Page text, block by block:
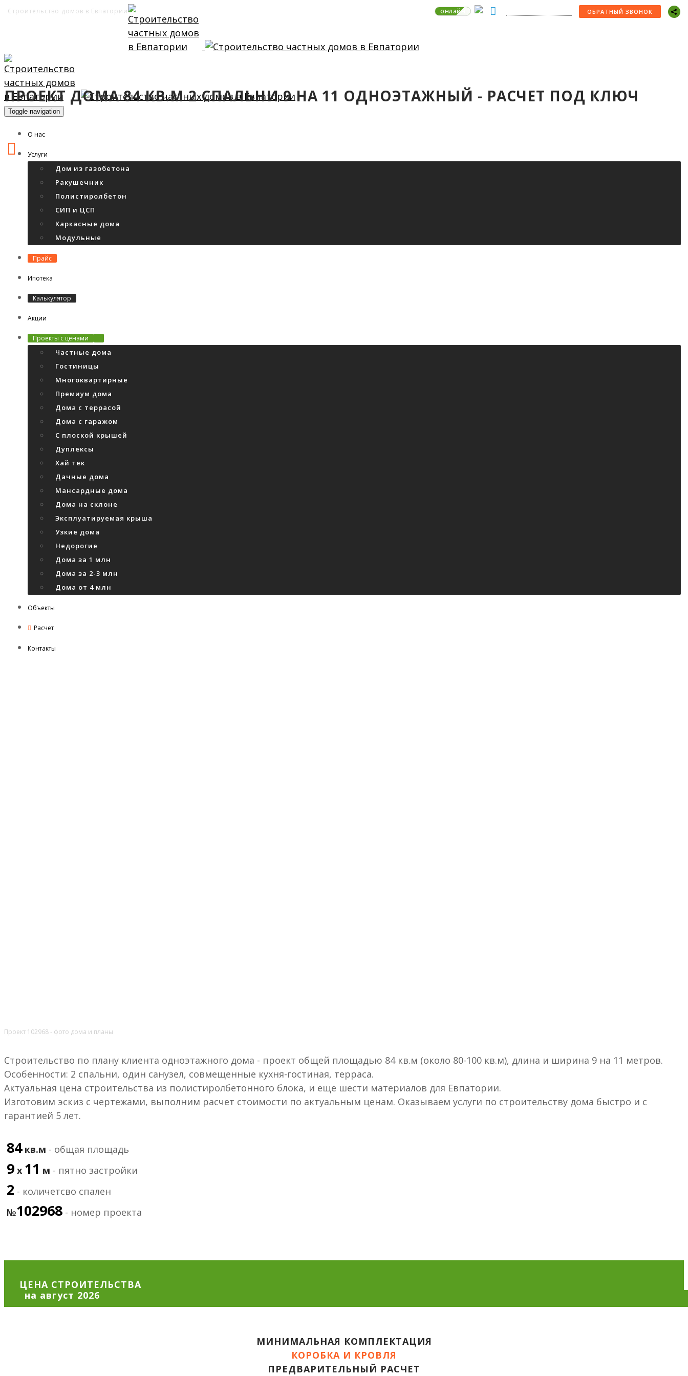
Строительство домов в Евпатории онлайн ОБРАТНЫЙ ЗВОНОК
Toggle navigation
О нас
Услуги
Дом из газобетона
Ракушечник
Полистиролбетон
СИП и ЦСП
Каркасные дома
Модульные
Прайс
Ипотека
Калькулятор
Акции
Проекты с ценами
Частные дома
Гостиницы
Многоквартирные
Премиум дома
Дома с террасой
Дома с гаражом
С плоской крышей
Дуплексы
Хай тек
Дачные дома
Мансардные дома
Дома на склоне
Эксплуатируемая крыша
Узкие дома
Недорогие
Дома за 1 млн
Дома за 2-3 млн
Дома от 4 млн
Объекты
Расчет
Контакты
ПРОЕКТ ДОМА 84 КВ.М 2 СПАЛЬНИ 9 НА 11 ОДНОЭТАЖНЫЙ - РАСЧЕТ ПОД КЛЮЧ
Проект 102968 - фото дома и планы
Строительство по плану клиента одноэтажного дома - проект общей площадью 84 кв.м (около 80-100 кв.м), длина и ширина 9 на 11 метров.
Особенности: 2 спальни, один санузел, совмещенные кухня-гостиная, терраса.
Актуальная цена строительства из полистиролбетонного блока, и еще шести материалов для Евпатории.
Изготовим эскиз с чертежами, выполним расчет стоимости по актуальным ценам. Оказываем услуги по строительству дома быстро и с
гарантией 5 лет.
84 кв.м - общая площадь
9 х 11 м - пятно застройки
2 - количетсво спален
№102968 - номер проекта
ЦЕНА СТРОИТЕЛЬСТВА
МИНИМАЛЬНАЯ КОМПЛЕКТАЦИЯ
КОРОБКА И КРОВЛЯ
ПРЕДВАРИТЕЛЬНЫЙ РАСЧЕТ